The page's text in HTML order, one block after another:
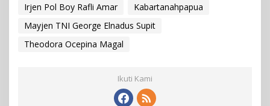
Irjen Pol Boy Rafli Amar
Kabartanahpapua
Mayjen TNI George Elnadus Supit
Theodora Ocepina Magal
Ikuti Kami